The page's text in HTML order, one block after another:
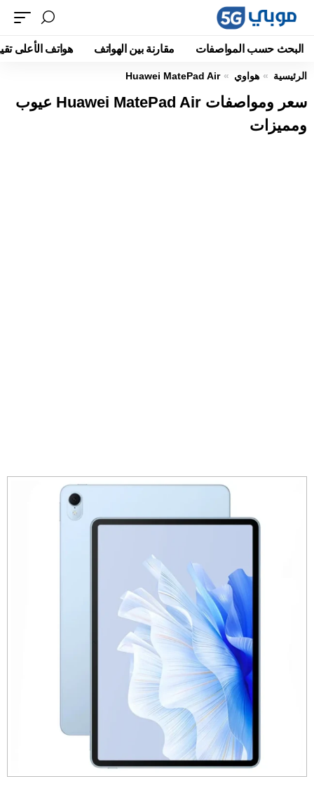
البحث حسب المواصفات مقارنة بين الهواتف هواتف الأعلى
الرئيسية هواوي Huawei MatePad Air
سعر ومواصفات Huawei MatePad Air عيوب
ومميزات